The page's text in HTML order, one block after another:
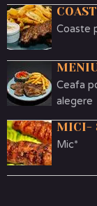
Coaste
Ceafa
alegere
MICI-
Mic*